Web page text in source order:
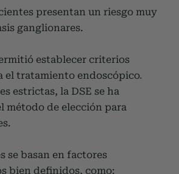
presentan un riesgo muy
ganglionares.
establecer criterios
el tratamiento endoscópico.
estrictas, la DSE se ha
método de elección para
se basan en factores
bien definidos, como: